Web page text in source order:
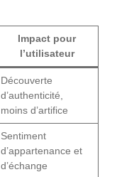
Impact pour
l’utilisateur
Découverte
d’authenticité,
moins d’artifice
Sentiment
d’appartenance et
d’échange